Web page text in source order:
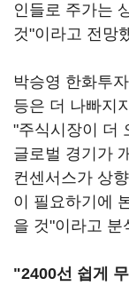
인들로 주가는
것"이라고 전망
박승영 한화투
등은 더 나빠지
"주식시장이 더
글로벌 경기가
컨센서스가 상
이 필요하기에
을 것"이라고 분
"2400선 쉽게